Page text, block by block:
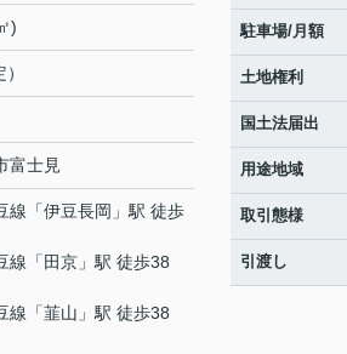
)
富士見
線 「伊豆長岡 」駅 徒歩
線 「 田京 」駅 徒歩38
線 「韮山 」駅 徒歩38
駐車場/月額
土地権利
国土法届出
用途地域
取引態様
引渡し